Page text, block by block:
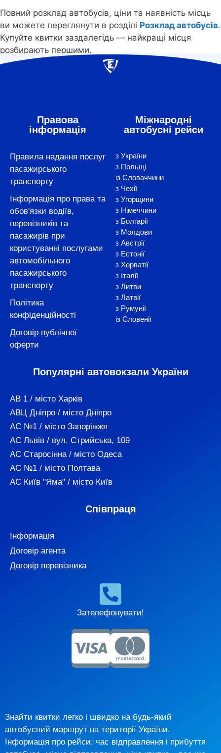
Повний розклад автобусів, ціни та наявність місць
ви можете переглянути в розділі Розклад автобусів.
Купуйте квитки заздалегідь — найкращі місця
розбирають першими.
Правова
інформація
Правила надання послуг
пасажирського
транспорту
Інформація про права та
обов'язки водіїв,
перевізників та
пасажирів при
користуванні послугами
автомобільного
пасажирського
транспорту
Політика
конфіденційності
Договір публічної
оферти
Міжнародні
автобусні рейси
з України
з Польщі
із Словаччини
з Чехії
з Угорщини
з Німеччини
з Болгарії
з Молдови
з Австрії
з Естонії
з Хорватії
з Італії
з Литви
з Латвії
з Румунії
із Словенії
Популярні автовокзали України
АВ 1 / місто Харків
АВЦ Дніпро / місто Дніпро
АС №1 / місто Запоріжжя
АС Львів / вул. Стрийська, 109
АС Старосінна / місто Одеса
АС №1 / місто Полтава
АС Київ "Яма" / місто Київ
Співпраця
Інформація
Договір агента
Договір перевізника
Зателефонувати!
Знайти квитки легко і швидко на будь-який
автобусний маршрут на території України.
Інформація про рейси: час відправлення і прибуття